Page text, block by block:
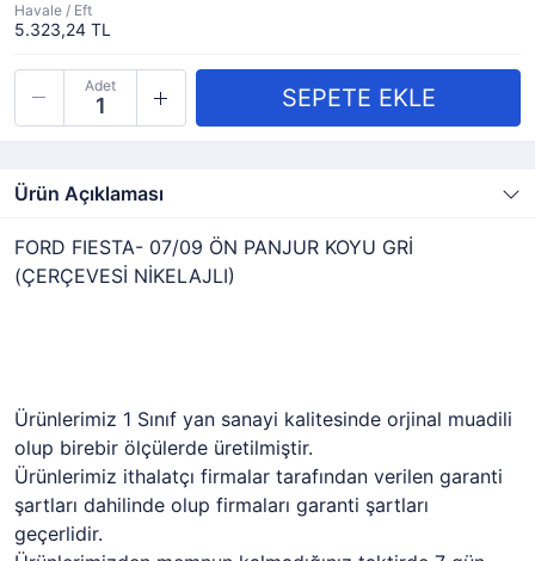
Havale / Eft
5.323,24 TL
Adet
Ürün Açıklaması
FORD FIESTA- 07/09 ÖN PANJUR KOYU GRİ
(ÇERÇEVESİ NİKELAJLI)
Ürünlerimiz 1 Sınıf yan sanayi kalitesinde orjinal muadili
olup birebir ölçülerde üretilmiştir.
Ürünlerimiz ithalatçı firmalar tarafından verilen garanti
şartları dahilinde olup firmaları garanti şartları
geçerlidir.